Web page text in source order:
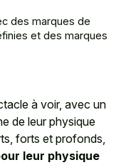
des marques de
et des marques
à voir, avec un
de leur physique
forts et profonds,
leur physique